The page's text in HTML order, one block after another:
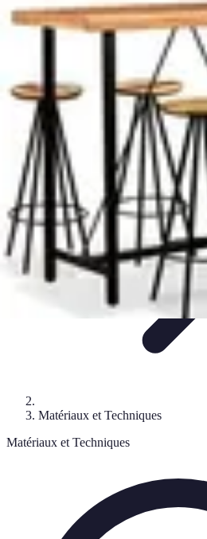
Restauration Meubles Anciens
Conseils et AstucesTechniques de
Tendances
Restauration Meubles Anciens
Matériaux et Techniques
Matériaux et Techniques